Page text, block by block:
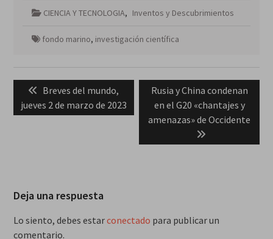
CIENCIA Y TECNOLOGIA, Inventos y Descubrimientos
fondo marino, investigación científica
Navegación
entradas
Previous
post:
Breves del mundo,
jueves 2 de marzo de 2023
Next
post:
Rusia y China condenan
en el G20 «chantajes y
amenazas» de Occidente
Deja una respuesta
Lo siento, debes estarconectado para publicar un
comentario.